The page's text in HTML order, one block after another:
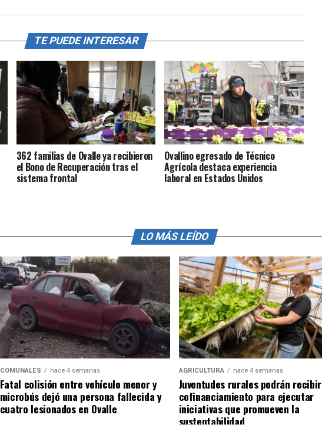
TE PUEDE INTERESAR
362 familias de Ovalle ya recibieron
el Bono de Recuperación tras el
sistema frontal
Ovallino egresado de Técnico
Agrícola destaca experiencia
laboral en Estados Unidos
LO MÁS LEÍDO
COMUNALES hace 4 semanas
Fatal colisión entre vehículo menor y
microbús dejó una persona fallecida y
cuatro lesionados en Ovalle
AGRICULTURA hace 4 semanas
Juventudes rurales podrán recibir
cofinanciamiento para ejecutar
iniciativas que promueven la
sustentabilidad